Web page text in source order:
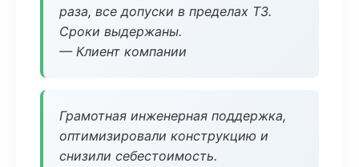
раза, все допуски в пределах ТЗ.
Сроки выдержаны.
— Клиент компании
Грамотная инженерная поддержка,
оптимизировали конструкцию и
снизили себестоимость.